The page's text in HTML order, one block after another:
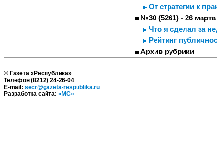
От стратегии к
№30 (5261) - 26 марта
Что я сделал за
Рейтинг
Архив рубрики
© Газета «Республика»
Телефон (8212) 24-26-04
E-mail: secr@gazeta-respublika.ru
Разработка сайта: «МС»